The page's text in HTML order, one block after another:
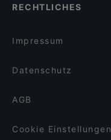
RECHTLICHES
Impressum
Datenschutz
AGB
Cookie Einstellungen